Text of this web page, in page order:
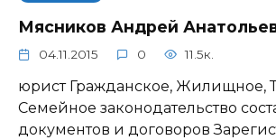
Мясников Андрей
04.11.2015 0 11.5к.
юрист Гражданское, Жилищное,
Семейное законодательство
документов и договоров